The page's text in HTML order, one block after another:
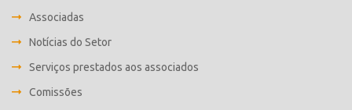
Associadas
Notícias do Setor
Serviços prestados aos associados
Comissões